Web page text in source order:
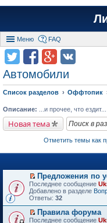
Меню FAQ
Автомобили
Список разделов Оффтопик
Описание: ...и прочее, что ездит...
Новая тема
Отметить темы как
П
е
р
й
т
Предложения по
Последнее сообщение
Добавлено в разделе
Ответы: 32
П
Правила форума
Последнее сообщение